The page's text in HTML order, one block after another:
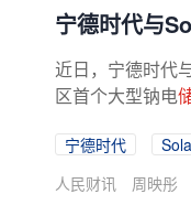
宁德时代与
近日，宁德时代
区首个大型钠电
宁德时代
人民财讯
周映彤